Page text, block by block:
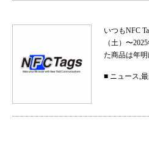
いつもNFC
（土）〜
た商品は年
■ ニュース,